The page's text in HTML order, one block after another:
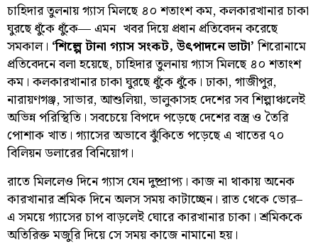
চাহিদার তুলনায় গ্যাস মিলছে ৪০ শতাংশ কম, কলকারখানার চাকা
ঘুরছে ধুঁকে ধুঁকে— এমন খবর দিয়ে প্রধান প্রতিবেদন করেছে
সমকাল। ‘শিল্পে টানা গ্যাস সংকট, উৎপাদনে ভাটা’ শিরোনামে
প্রতিবেদনে বলা হয়েছে, চাহিদার তুলনায় গ্যাস মিলছে ৪০ শতাংশ
কম। কলকারখানার চাকা ঘুরছে ধুঁকে ধুঁকে। ঢাকা, গাজীপুর,
নারায়ণগঞ্জ, সাভার, আশুলিয়া, ভালুকাসহ দেশের সব শিল্পাঞ্চলেই
অভিন্ন পরিস্থিতি। সবচেয়ে বিপদে পড়েছে দেশের বস্ত্র ও তৈরি
পোশাক খাত। গ্যাসের অভাবে ঝুঁকিতে পড়েছে এ খাতের ৭০
বিলিয়ন ডলারের বিনিয়োগ।
রাতে মিললেও দিনে গ্যাস যেন দুষ্প্রাপ্য। কাজ না থাকায় অনেক
কারখানার শ্রমিক দিনে অলস সময় কাটাচ্ছেন। রাত থেকে ভোর–
এ সময়ে গ্যাসের চাপ বাড়লেই ঘোরে কারখানার চাকা। শ্রমিককে
অতিরিক্ত মজুরি দিয়ে সে সময় কাজে নামানো হয়।